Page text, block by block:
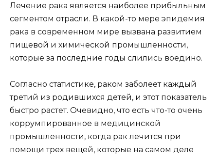
Лечение рака является наиболее прибыльным
сегментом отрасли. В какой-то мере эпидемия
рака в современном мире вызвана развитием
пищевой и химической промышленности,
которые за последние годы слились воедино.
Согласно статистике, раком заболеет каждый
третий из родившихся детей, и этот показатель
быстро растет. Очевидно, что есть что-то очень
коррумпированное в медицинской
промышленности, когда рак лечится при
помощи трех вещей, которые на самом деле